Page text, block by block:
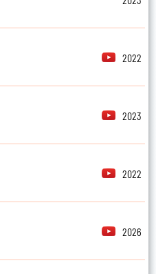
2022
2023
2022
2026